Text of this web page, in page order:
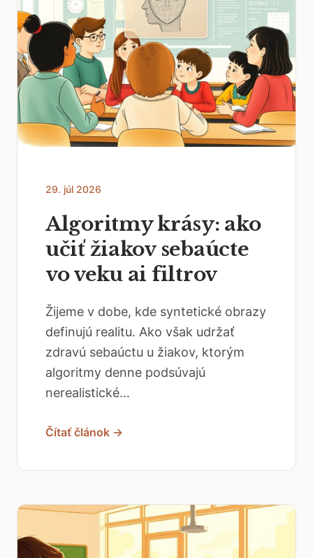
29. júl 2026
Algoritmy krásy: ako
učiť žiakov sebaúcte
vo veku ai filtrov
Žijeme v dobe, kde syntetické obrazy
definujú realitu. Ako však udržať
zdravú sebaúctu u žiakov, ktorým
algoritmy denne podsúvajú
nerealistické...
Čítať článok →